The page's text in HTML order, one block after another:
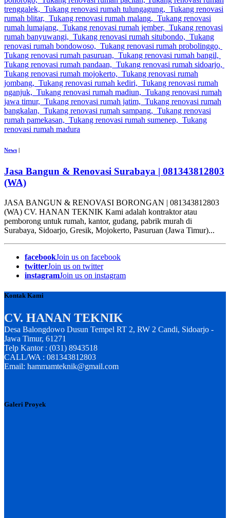
News
Jasa Bangun & Renovasi Surabaya | 081343812803
(WA)
JASA BANGUN & RENOVASI BORONGAN | 081343812803
(WA) CV. HANAN TEKNIK Kami adalah kontraktor atau
pemborong untuk rumah, kantor, gudang, pabrik murah di
Surabaya, Sidoarjo, Gresik, Mojokerto, Pasuruan (Jawa Timur)...
facebookJoin us on facebook
twitterJoin us on twitter
instagramJoin us on instagram
Kontak Kami
CV. HANAN TEKNIK
Desa Balongdowo Dusun Tempel RT 2, RW 2 Candi, Sidoarjo -
Jawa Timur, 61271
Telp Kantor : (031) 8943518
CALL/WA : 081343812803
Email: hammamteknik@gmail.com
Galeri Proyek